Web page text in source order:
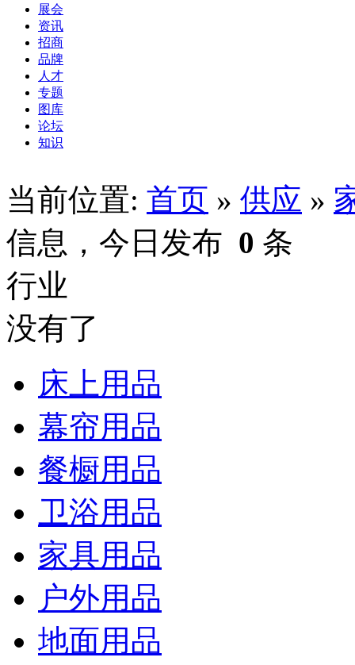
展会
资讯
招商
品牌
人才
专题
图库
论坛
知识
当前位置: 首页 » 供应 »
信息，今日发布 0 条
行业
没有了
床上用品
幕帘用品
餐橱用品
卫浴用品
家具用品
户外用品
地面用品